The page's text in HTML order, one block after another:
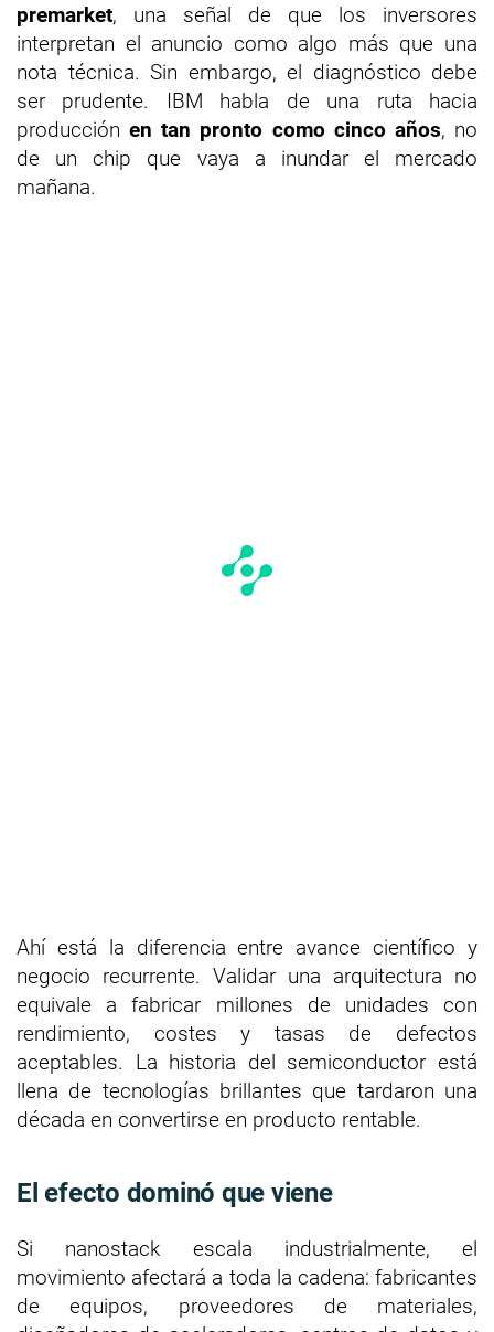
premarket, una señal de que los inversores
interpretan el anuncio como algo más que una
nota técnica. Sin embargo, el diagnóstico debe
ser prudente. IBM habla de una ruta hacia
producciónen tan pronto como cinco años, no
de un chip que vaya a inundar el mercado
mañana.
Ahí está la diferencia entre avance científico y
negocio recurrente. Validar una arquitectura no
equivale a fabricar millones de unidades con
rendimiento, costes y tasas de defectos
aceptables. La historia del semiconductor está
llena de tecnologías brillantes que tardaron una
década en convertirse en producto rentable.
El efecto dominó que viene
Si nanostack escala industrialmente, el
movimiento afectará a toda la cadena: fabricantes
de equipos, proveedores de materiales,